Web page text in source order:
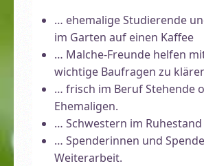
… ehemalige Studierende
im Garten auf einen Kaffee
… Malche-Freunde helfen
wichtige Baufragen zu
… frisch im Beruf Stehende
Ehemaligen.
… Schwestern im
… Spenderinnen und
Weiterarbeit.